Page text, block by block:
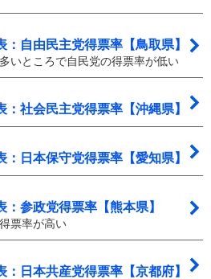
自由民主党得票率【鳥取県】
いところで自民党の得票率が低い
社会民主党得票率【沖縄県】
日本保守党得票率【愛知県】
参政党得票率【熊本県】
票率が高い
日本共産党得票率【京都府】